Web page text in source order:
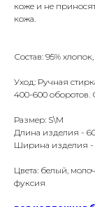
коже и не
кожа.
Состав: 95%
Уход: Ручная
400-600 оборотов.
Размер: S\M
Длина изделия -
Ширина изделия -
Цвета: белый,
фуксия